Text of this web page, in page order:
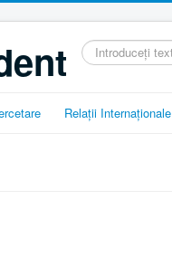
Căutare
...
Relații Internaționale